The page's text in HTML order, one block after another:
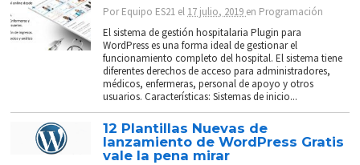
PorEquipo ES21 el 17 julio, 2019 en Programación
El sistema de gestión hospitalaria Plugin para
WordPress es una forma ideal de gestionar el
funcionamiento completo del hospital. El sistema tiene
diferentes derechos de acceso para administradores,
médicos, enfermeras, personal de apoyo y otros
usuarios. Características: Sistemas de inicio...
12 Plantillas Nuevas de
lanzamiento de WordPress Gratis
vale la pena mirar